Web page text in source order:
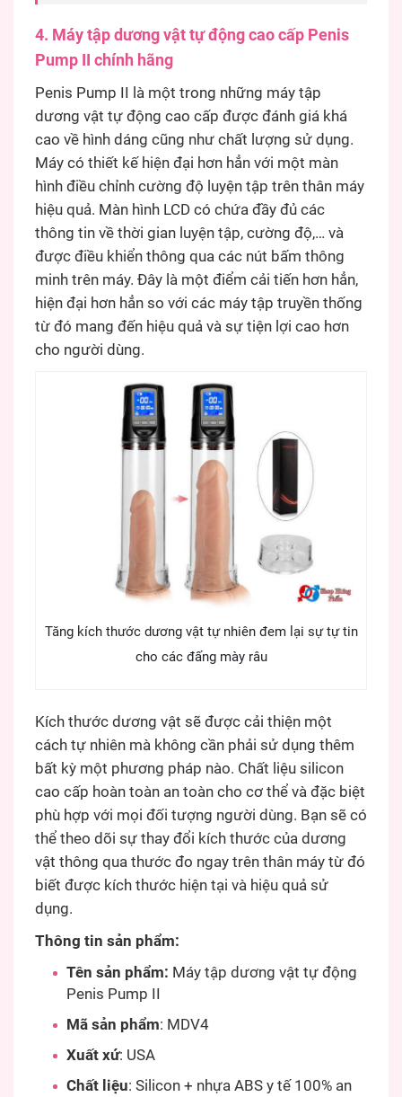
4. Máy tập dương vật tự động cao cấp Penis
Pump II chính hãng
Penis Pump II là một trong những máy tập
dương vật tự động cao cấp được đánh giá khá
cao về hình dáng cũng như chất lượng sử dụng.
Máy có thiết kế hiện đại hơn hẳn với một màn
hình điều chỉnh cường độ luyện tập trên thân máy
hiệu quả. Màn hình LCD có chứa đầy đủ các
thông tin về thời gian luyện tập, cường độ,… và
được điều khiển thông qua các nút bấm thông
minh trên máy. Đây là một điểm cải tiến hơn hẳn,
hiện đại hơn hẳn so với các máy tập truyền thống
từ đó mang đến hiệu quả và sự tiện lợi cao hơn
cho người dùng.
Tăng kích thước dương vật tự nhiên đem lại sự tự tin
cho các đấng mày râu
Kích thước dương vật sẽ được cải thiện một
cách tự nhiên mà không cần phải sử dụng thêm
bất kỳ một phương pháp nào. Chất liệu silicon
cao cấp hoàn toàn an toàn cho cơ thể và đặc biệt
phù hợp với mọi đối tượng người dùng. Bạn sẽ có
thể theo dõi sự thay đổi kích thước của dương
vật thông qua thước đo ngay trên thân máy từ đó
biết được kích thước hiện tại và hiệu quả sử
dụng.
Thông tin sản phẩm:
Tên sản phẩm: Máy tập dương vật tự động
Penis Pump II
Mã sản phẩm: MDV4
Xuất xứ: USA
Chất liệu: Silicon + nhựa ABS y tế 100% an